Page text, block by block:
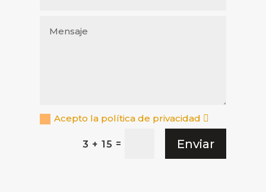
Acepto la política de privacidad
3 + 15 = Enviar